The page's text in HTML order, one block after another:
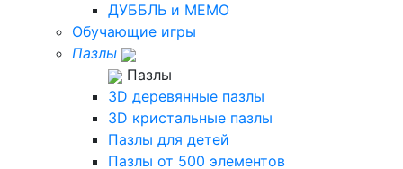
ДУББЛЬ и МЕМО
Обучающие игры
Пазлы
Пазлы
3D деревянные пазлы
3D кристальные пазлы
Пазлы для детей
Пазлы от 500 элементов